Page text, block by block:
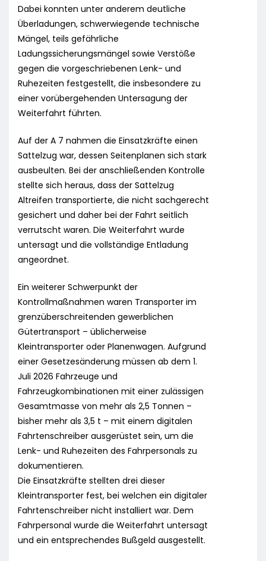
Dabei konnten unter anderem deutliche
Überladungen, schwerwiegende technische
Mängel, teils gefährliche
Ladungssicherungsmängel sowie Verstöße
gegen die vorgeschriebenen Lenk- und
Ruhezeiten festgestellt, die insbesondere zu
einer vorübergehenden Untersagung der
Weiterfahrt führten.
Auf der A 7 nahmen die Einsatzkräfte einen
Sattelzug war, dessen Seitenplanen sich stark
ausbeulten. Bei der anschließenden Kontrolle
stellte sich heraus, dass der Sattelzug
Altreifen transportierte, die nicht sachgerecht
gesichert und daher bei der Fahrt seitlich
verrutscht waren. Die Weiterfahrt wurde
untersagt und die vollständige Entladung
angeordnet.
Ein weiterer Schwerpunkt der
Kontrollmaßnahmen waren Transporter im
grenzüberschreitenden gewerblichen
Gütertransport – üblicherweise
Kleintransporter oder Planenwagen. Aufgrund
einer Gesetzesänderung müssen ab dem 1.
Juli 2026 Fahrzeuge und
Fahrzeugkombinationen mit einer zulässigen
Gesamtmasse von mehr als 2,5 Tonnen –
bisher mehr als 3,5 t – mit einem digitalen
Fahrtenschreiber ausgerüstet sein, um die
Lenk- und Ruhezeiten des Fahrpersonals zu
dokumentieren.
Die Einsatzkräfte stellten drei dieser
Kleintransporter fest, bei welchen ein digitaler
Fahrtenschreiber nicht installiert war. Dem
Fahrpersonal wurde die Weiterfahrt untersagt
und ein entsprechendes Bußgeld ausgestellt.